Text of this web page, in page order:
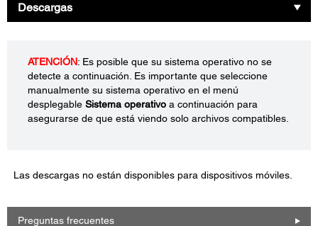
Descargas
ATENCIÓN: Es posible que su sistema operativo no se
detecte a continuación. Es importante que seleccione
manualmente su sistema operativo en el menú
desplegable Sistema operativo a continuación para
asegurarse de que está viendo solo archivos compatibles.
Las descargas no están disponibles para dispositivos móviles.
Preguntas frecuentes